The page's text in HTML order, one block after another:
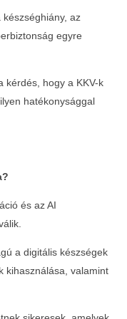
szemlélet
OECD
az
egyre
kérdés, hogy a KKV-k
hatékonysággal
és az AI
a digitális készségek
kihasználása, valamint